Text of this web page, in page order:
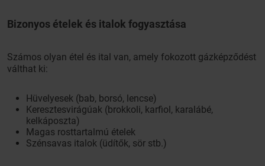
Bizonyos ételek és italok fogyasztása
Számos olyan étel és ital van, amely fokozott gázképződést
válthat ki:
Hüvelyesek (bab, borsó, lencse)
Keresztesvirágúak (brokkoli, karfiol, karalábé,
kelkáposzta)
Magas rosttartalmú ételek
Szénsavas italok (üdítők, sör stb.)